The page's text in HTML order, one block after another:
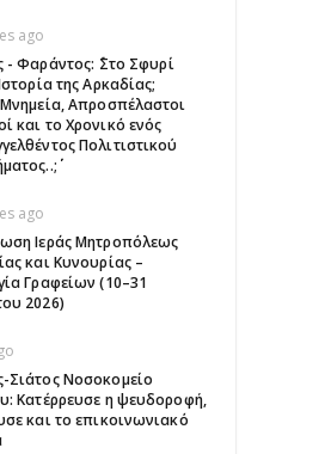
ago
Φαράντος: ΄΄Στο Σφυρί
της Αρκαδίας;
Απροσπέλαστοι
και το Χρονικό ενός
Πολιτιστικού
ago
Ιεράς Μητροπόλεως
και Κυνουρίας –
Γραφείων (10–31
2026)
Σιάτος Νοσοκομείο
Κατέρρευσε η ψευδοροφή,
και το επικοινωνιακό